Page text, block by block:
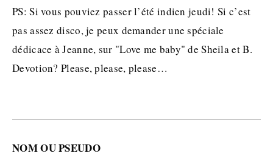
PS: Si vous pouviez passer l’été indien jeudi! Si c’est
pas assez disco, je peux demander une spéciale
dédicace à Jeanne, sur "Love me baby" de Sheila et B.
Devotion? Please, please, please…
NOM OU PSEUDO